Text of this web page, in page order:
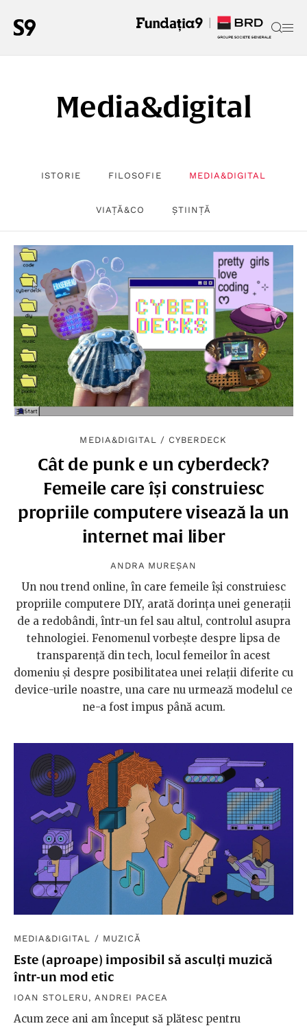
Media&digital
ISTORIE FILOSOFIE MEDIA&DIGITAL
VIAȚĂ&CO ȘTIINȚĂ
MEDIA&DIGITAL / CYBERDECK
Cât de punk e un cyberdeck?
Femeile care își construiesc
propriile computere visează la un
internet mai liber
ANDRA MUREȘAN
Un nou trend online, în care femeile își construiesc
propriile computere DIY, arată dorința unei generații
de a redobândi, într-un fel sau altul, controlul asupra
tehnologiei. Fenomenul vorbește despre lipsa de
transparență din tech, locul femeilor în acest
domeniu și despre posibilitatea unei relații diferite cu
device-urile noastre, una care nu urmează modelul ce
ne-a fost impus până acum.
MEDIA&DIGITAL / MUZICĂ
Este (aproape) imposibil să asculți muzică
într-un mod etic
IOAN STOLERU , ANDREI PACEA
Acum zece ani am început să plătesc pentru